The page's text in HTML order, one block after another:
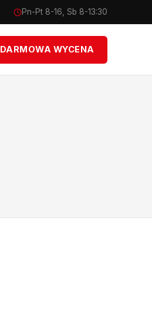
Pn-Pt 8-16, Sb 8-13:30
DARMOWA WYCENA